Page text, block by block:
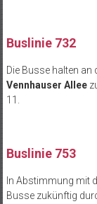
Buslinie 732
Die Busse halten an
Vennhauser Allee
11.
Buslinie 753
In Abstimmung mit
Busse zukünftig